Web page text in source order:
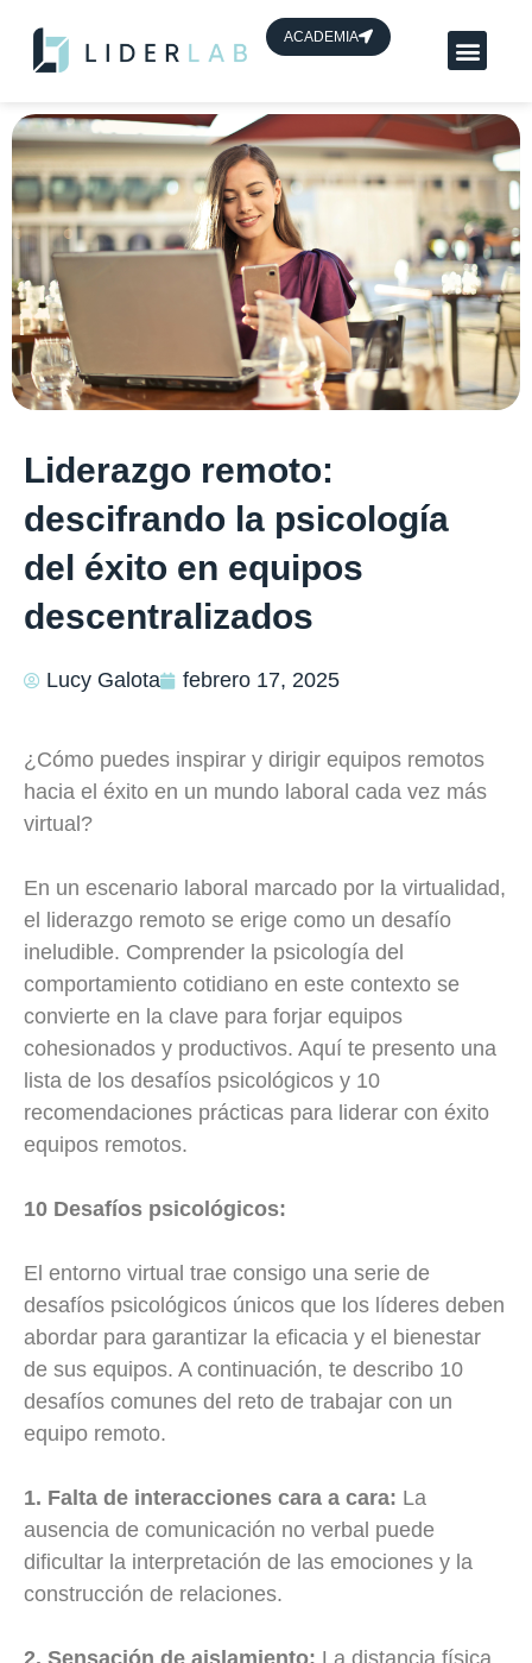
ACADEMIA
Liderazgo remoto:
descifrando la psicología
del éxito en equipos
descentralizados
Lucy Galota febrero 17, 2025
¿Cómo puedes inspirar y dirigir equipos remotos
hacia el éxito en un mundo laboral cada vez más
virtual?
En un escenario laboral marcado por la virtualidad,
el liderazgo remoto se erige como un desafío
ineludible. Comprender la psicología del
comportamiento cotidiano en este contexto se
convierte en la clave para forjar equipos
cohesionados y productivos. Aquí te presento una
lista de los desafíos psicológicos y 10
recomendaciones prácticas para liderar con éxito
equipos remotos.
10 Desafíos psicológicos:
El entorno virtual trae consigo una serie de
desafíos psicológicos únicos que los líderes deben
abordar para garantizar la eficacia y el bienestar
de sus equipos. A continuación, te describo 10
desafíos comunes del reto de trabajar con un
equipo remoto.
1. Falta de interacciones cara a cara: La
ausencia de comunicación no verbal puede
dificultar la interpretación de las emociones y la
construcción de relaciones.